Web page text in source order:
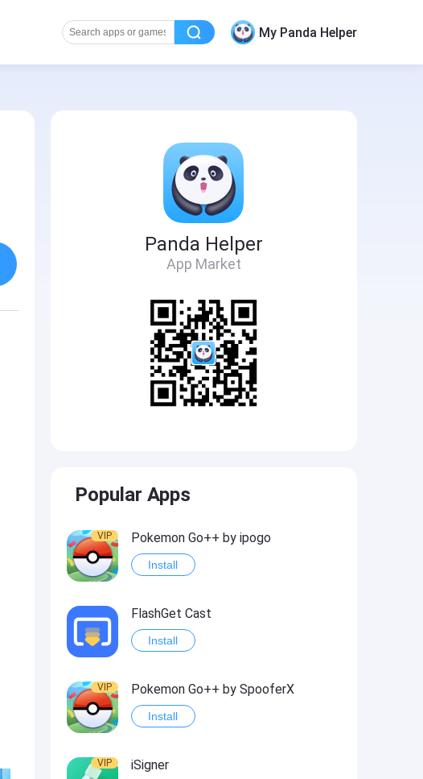
My Panda Helper
Panda Helper
App Market
Popular Apps
VIP Pokemon Go++ by ipogo
Install
FlashGet Cast
Install
VIP Pokemon Go++ by SpooferX
Install
VIP iSigner